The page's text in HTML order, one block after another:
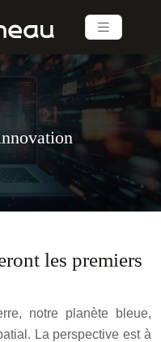
les premiers
notre planète bleue,
La perspective est à